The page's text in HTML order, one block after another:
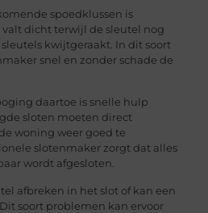
spoedklussen is
dicht terwijl de sleutel nog
kwijtgeraakt. In dit soort
snel en zonder schade de
daartoe is snelle hulp
sloten moeten direct
woning weer goed te
slotenmaker zorgt dat alles
wordt afgesloten.
afbreken in het slot of kan een
soort problemen kan ervoor